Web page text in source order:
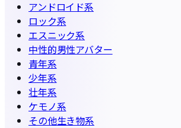
アンドロイド系
ロック系
エスニック系
中性的男性アバター
青年系
少年系
壮年系
ケモノ系
その他生き物系